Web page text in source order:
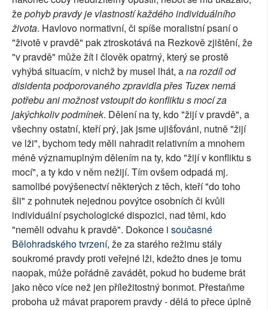
žepohyb pravdy je vlastností každého individuálního
života. Havlovo normativní, či spíše moralistní psaní o
"životě v pravdě" pak ztroskotává na Rezkově zjištění, že
"v pravdě" může žít i člověk opatrný, který se prostě
vyhýbá situacím, v nichž by musel lhát, ana rozdíl od
disidenta podporovaného zpravidla přes Tuzex nemá
potřebu ani možnost vstoupit do konfliktu s mocí za
jakýchkoliv podmínek. Dělení na ty, kdo "žijí v pravdě", a
všechny ostatní, kteří prý, jak jsme ujišťováni, nutně "žijí
ve lži", bychom tedy měli nahradit relativním a mnohem
méně významuplným dělením na ty, kdo "žijí v konfliktu s
mocí", a ty kdo v něm nežijí. Tím ovšem odpadá mj.
samolibé povýšenectví některých z těch, kteří "do toho
šli" z pohnutek nejednou povýtce osobních či kvůli
individuální psychologické dispozici, nad těmi, kdo
"neměli odvahu k pravdě". Dokonce i současné
Bělohradského tvrzení, že za starého režimu stály
soukromé pravdy proti veřejné lži, kdežto dnes je tomu
naopak, může pořádně zavádět, pokud ho budeme brát
jako něco více než jen příležitostný bonmot. Přestaňme
proboha už mávat praporem pravdy - dělá to přece úplně